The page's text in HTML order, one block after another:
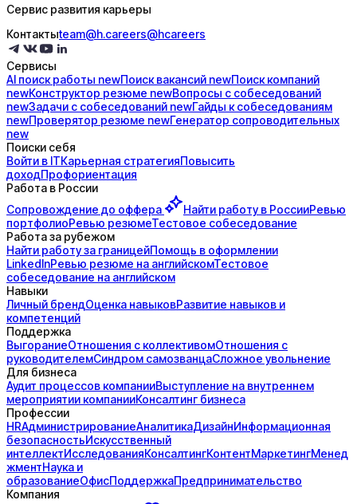
Сервис развития карьеры
Контактыteam@h.careers@hcareers
Сервисы
AI поискработы newПоисквакансий newПоисккомпаний
newКонструктор резюме newВопросы с собеседований
newЗадачи с собеседований newГайды ксобеседованиям
newПроверятор резюме newГенератор сопроводительных
new
Поиски себя
Войти в ITКарьерная стратегияПовысить
доходПрофориентация
Работа в России
Сопровождение до оффера Найти работу в РоссииРевью
портфолиоРевью резюмеТестовое собеседование
Работа за рубежом
Найти работу за границейПомощь в оформлении
LinkedInРевью резюме на английскомТестовое
собеседование на английском
Навыки
Личный брендОценка навыковРазвитие навыков и
компетенций
Поддержка
ВыгораниеОтношения с коллективомОтношения с
руководителемСиндром самозванцаСложное увольнение
Для бизнеса
Аудит процессов компанииВыступление на внутреннем
мероприятии компанииКонсалтинг бизнеса
Профессии
HRАдминистрированиеАналитикаДизайнИнформационная
безопасностьИскусственный
интеллектИсследованияКонсалтингКонтентМаркетингМенед
жментНаука и
образованиеОфисПоддержкаПредпринимательство
Компания